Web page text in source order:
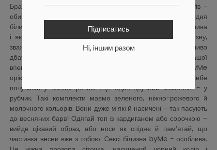
Підписатись
Ні, іншим разом
Бралет без кісточок, не має застібок і жорстких елементів -
обирай свій розмір і будь упевнена в безпеці шкіри. Спідня
білизна byMe - це наша спроба сказати тобі, яка ти особлива
і як важливо слухати себе і своє тіло. Обираючи білизну,
зважай на те, чи не залишає вона слідів на шкірі. Важливо
дбати про своє тіло, особливо коли це стосується нашої
впевненості в собі. Тому одяг від виробника byMe
орієнтований на твій комфорт. Нам важливо, як ти себе
почуваєш у наших речах. Іще один зручний комплект - у
рубчик. Такі комплекти маємо зеленого, ніжно-рожевого й
молочного кольорів. Вони дуже м’які й насичені - так пасують
до весняних барв! Одягай топ із кардиганом або сорочкою –
вийде цікавий образ, або носи як спіднє й пам’ятай, що
частинка весни вже з тобою. Сексі білизна byMe - особлива.